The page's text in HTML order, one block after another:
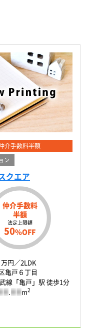
介手数料半額
ン
クエア
仲介手数料
半額
法定上限額
50%OFF
万円／2LDK
亀戸６丁目
線「亀戸」駅 徒歩1分
- .- - m2